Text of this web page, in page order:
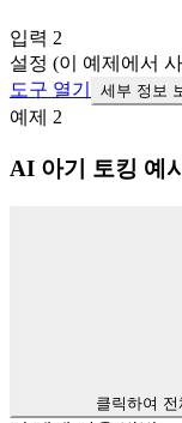
입력 2
설정 (이 예제에서
도구 열기
세부 정보
예제 2
AI 아기 토킹 예시
클릭하여